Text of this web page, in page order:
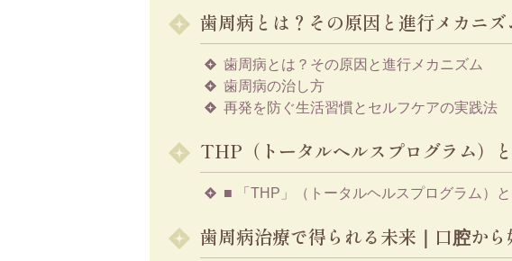
歯周病とは？その原因と進行メカニズ
歯周病とは？その原因と進行メカニズム
歯周病の治し方
再発を防ぐ生活習慣とセルフケアの実践法
THP（トータルヘルスプログラム）
■ 「THP」（トータルヘルスプログラム）と
歯周病治療で得られる未来｜口腔から